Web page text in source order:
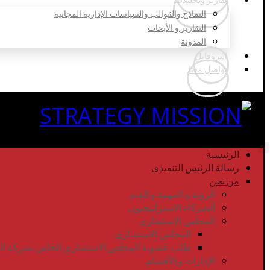
النماذج والقوالب والسياسات الإدارية المجانية
التقارير و الأبحاث
المدونة
البروفايل
تواصل معنا
الرئيسية
رسالة الرئيس التنفيذي
من نحن
الرؤية و المهمة و القيم
الشركاء الاستراتيجيون
المجلس الاستشاري
المجلس الاستشاري
طلب عضوية المجلس الاستشاري الخاص بشركة
الإدارات و الأقسام